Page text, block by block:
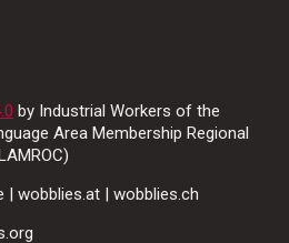
by Industrial Workers of the
Area Membership Regional
| wobblies.at | wobblies.ch